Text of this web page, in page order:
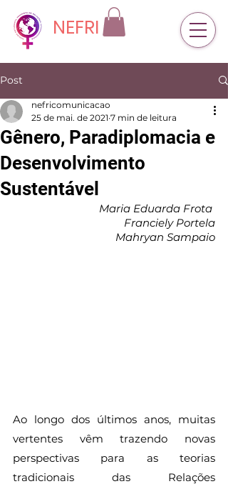
NEFRI
Post
Gênero, Paradiplomacia e
Desenvolvimento
Sustentável
nefricomunicacao
25 de mai. de 2021 7 min de leitura
Maria Eduarda Frota
Franciely Portela
Mahryan Sampaio
Ao longo dos últimos anos, muitas
vertentes vêm trazendo novas
perspectivas para as teorias
tradicionais das Relações